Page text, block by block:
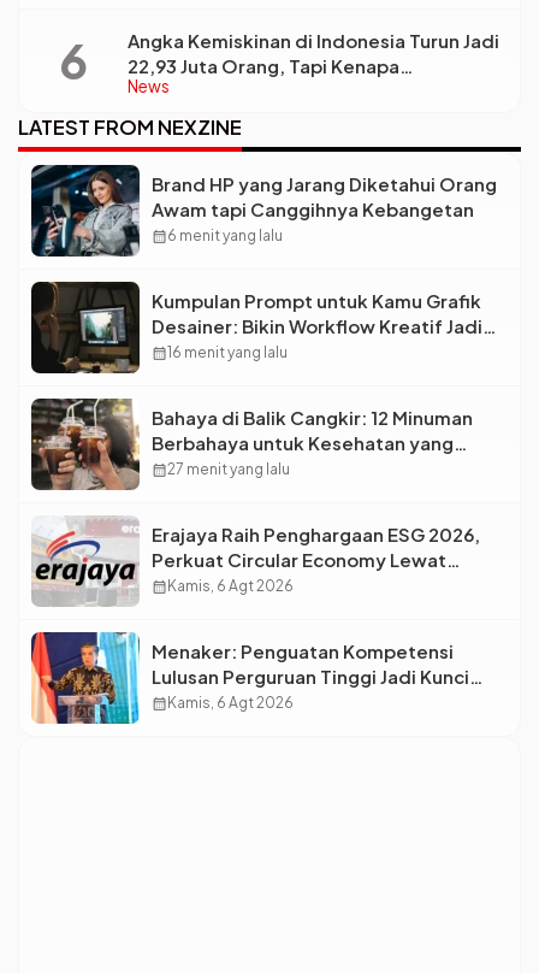
News
Angka Kemiskinan di Indonesia Turun Jadi
22,93 Juta Orang, Tapi Kenapa
Ketimpangan Desa dan Kota Malah Makin
Lebar?
LATEST FROM NEXZINE
Brand HP yang Jarang Diketahui Orang
Awam tapi Canggihnya Kebangetan
calendar_month6 menit yang lalu
Kumpulan Prompt untuk Kamu Grafik
Desainer: Bikin Workflow Kreatif Jadi
Super Cepat!
calendar_month16 menit yang lalu
Bahaya di Balik Cangkir: 12 Minuman
Berbahaya untuk Kesehatan yang
Wajib Dihindari Saat Nongkrong
calendar_month27 menit yang lalu
Erajaya Raih Penghargaan ESG 2026,
Perkuat Circular Economy Lewat
Pengelolaan Limbah Berkelanjutan
calendar_month Kamis, 6 Agt 2026
Menaker: Penguatan Kompetensi
Lulusan Perguruan Tinggi Jadi Kunci
Menjawab Kebutuhan Dunia Kerja
calendar_month Kamis, 6 Agt 2026